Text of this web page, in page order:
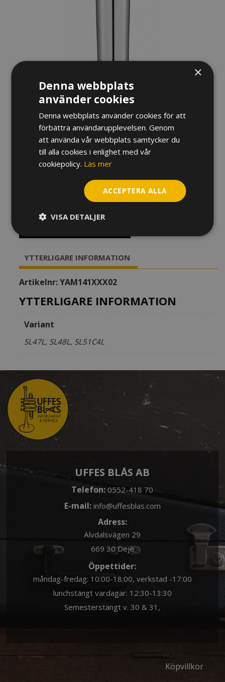
MUNSTYCKE YAMAHA
TROMBON, LARGE SHANK
848,94kr
Variant
Trombon,
shank
YTTERLIGARE INFORMATION
Artikelnr:YAM141XXX02
YTTERLIGARE INFORMATION
Variant
SL47L, SL48L, SL51C4L
UFFES BLÅS AB
Telefon:0552-418 70
E-mail: info@uffesblas.com
Adress:
Älvdalsvägen 29
669 30 Deje
Öppettider:
måndag-fredag: 10:00-18:00, verkstad -17:00
lunchstängt vardagar: 12:30-13:30
Semesterstängt v. 30 & 31,
Köpvillkor
×
Denna webbplats
använder cookies
Denna webbplats använder cookies för att
förbättra användarupplevelsen. Genom
att använda vår webbplats samtycker du
till alla cookies i enlighet med vår
cookiepolicy. Läs mer
ACCEPTERA ALLA
VISA DETALJER